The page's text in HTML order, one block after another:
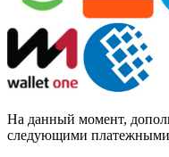
На данный момент,
следующими платежными